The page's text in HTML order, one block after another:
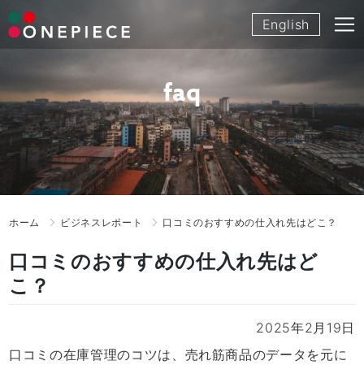
Skip
to
English
faq
ホーム ビジネスレポート 口コミのおすすめの仕入れ先はどこ？
口コミのおすすめの仕入れ先はど
こ？
2025年2月19日
口コミの在庫管理のコツは、売れ筋商品のデータを元に